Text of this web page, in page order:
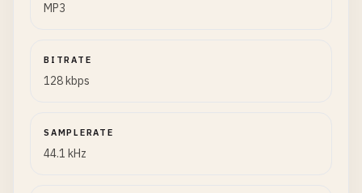
MP3
BITRATE
128 kbps
SAMPLERATE
44.1 kHz